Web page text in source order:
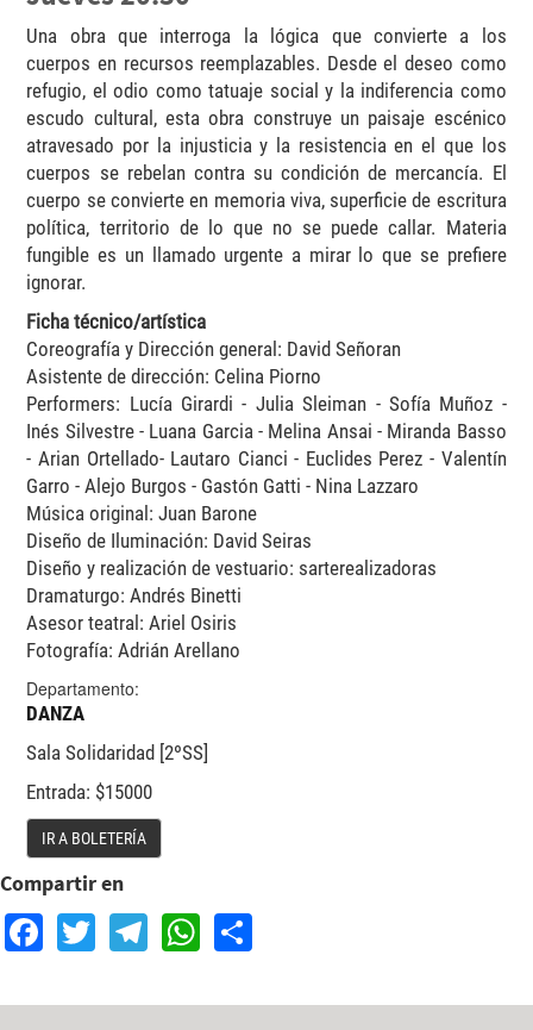
Una obra que interroga la lógica que convierte a los
cuerpos en recursos reemplazables. Desde el deseo como
refugio, el odio como tatuaje social y la indiferencia como
escudo cultural, esta obra construye un paisaje escénico
atravesado por la injusticia y la resistencia en el que los
cuerpos se rebelan contra su condición de mercancía. El
cuerpo se convierte en memoria viva, superficie de escritura
política, territorio de lo que no se puede callar. Materia
fungible es un llamado urgente a mirar lo que se prefiere
ignorar.
Ficha técnico/artística
Coreografía y Dirección general: David Señoran
Asistente de dirección: Celina Piorno
Performers: Lucía Girardi - Julia Sleiman - Sofía Muñoz -
Inés Silvestre - Luana Garcia - Melina Ansai - Miranda Basso
- Arian Ortellado- Lautaro Cianci - Euclides Perez - Valentín
Garro - Alejo Burgos - Gastón Gatti - Nina Lazzaro
Música original: Juan Barone
Diseño de Iluminación: David Seiras
Diseño y realización de vestuario: sarterealizadoras
Dramaturgo: Andrés Binetti
Asesor teatral: Ariel Osiris
Fotografía: Adrián Arellano
Departamento:
DANZA
Sala Solidaridad [2ºSS]
Entrada: $15000
IR A BOLETERÍA
Compartir en
Facebook
TwitterTelegram
WhatsApp